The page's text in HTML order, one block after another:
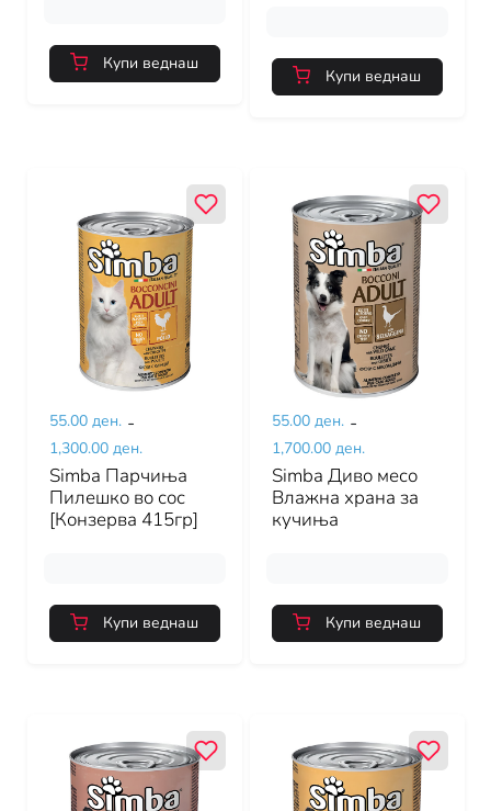
Купи веднаш
Купи веднаш
55.00 ден. -
1,300.00 ден.
Simba Парчиња
Пилешко во сос
[Конзерва 415гр]
Купи веднаш
55.00 ден. -
1,700.00 ден.
Simba Диво месо
Влажна храна за
кучиња
Купи веднаш